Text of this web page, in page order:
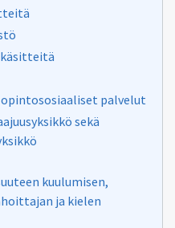
palvelut
sekä
kuulumisen,
ja kielen